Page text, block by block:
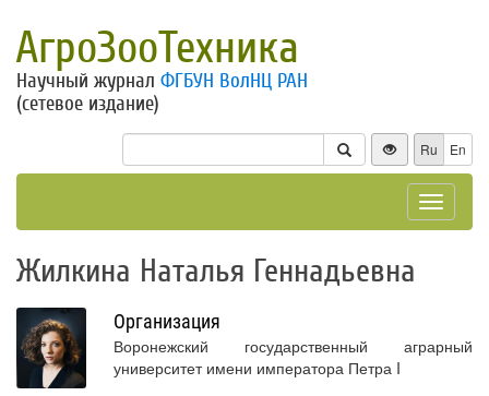
АгроЗооТехника
Научный журнал ФГБУН ВолНЦ РАН
(сетевое издание)
Ru En
Toggle
Жилкина Наталья Геннадьевна
Организация
Воронежский государственный аграрный
университет имени императора Петра I